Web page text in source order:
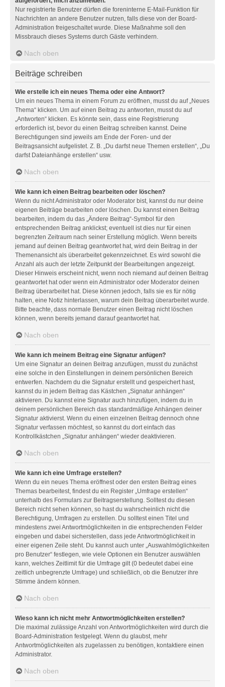
Nur registrierte Benutzer dürfen die foreninterne E-Mail-Funktion für
Nachrichten an andere Benutzer nutzen, falls diese von der Board-
Administration freigeschaltet wurde. Diese Maßnahme soll den
Missbrauch dieses Systems durch Gäste verhindern.
Nach oben
Beiträge schreiben
Wie erstelle ich ein neues Thema oder eine Antwort?
Um ein neues Thema in einem Forum zu eröffnen, musst du auf „Neues
Thema“ klicken. Um auf einen Beitrag zu antworten, musst du auf
„Antworten“ klicken. Es könnte sein, dass eine Registrierung
erforderlich ist, bevor du einen Beitrag schreiben kannst. Deine
Berechtigungen sind jeweils am Ende der Foren- und der
Beitragsansicht aufgelistet. Z. B. „Du darfst neue Themen erstellen“, „Du
darfst Dateianhänge erstellen“ usw.
Nach oben
Wie kann ich einen Beitrag bearbeiten oder löschen?
Wenn du nicht Administrator oder Moderator bist, kannst du nur deine
eigenen Beiträge bearbeiten oder löschen. Du kannst einen Beitrag
bearbeiten, indem du das „Ändere Beitrag“-Symbol für den
entsprechenden Beitrag anklickst; eventuell ist dies nur für einen
begrenzten Zeitraum nach seiner Erstellung möglich. Wenn bereits
jemand auf deinen Beitrag geantwortet hat, wird dein Beitrag in der
Themenansicht als überarbeitet gekennzeichnet. Es wird sowohl die
Anzahl als auch der letzte Zeitpunkt der Bearbeitungen angezeigt.
Dieser Hinweis erscheint nicht, wenn noch niemand auf deinen Beitrag
geantwortet hat oder wenn ein Administrator oder Moderator deinen
Beitrag überarbeitet hat. Diese können jedoch, falls sie es für nötig
halten, eine Notiz hinterlassen, warum dein Beitrag überarbeitet wurde.
Bitte beachte, dass normale Benutzer einen Beitrag nicht löschen
können, wenn bereits jemand darauf geantwortet hat.
Nach oben
Wie kann ich meinem Beitrag eine Signatur anfügen?
Um eine Signatur an deinen Beitrag anzufügen, musst du zunächst
eine solche in den Einstellungen in deinem persönlichen Bereich
entwerfen. Nachdem du die Signatur erstellt und gespeichert hast,
kannst du in jedem Beitrag das Kästchen „Signatur anhängen“
aktivieren. Du kannst eine Signatur auch hinzufügen, indem du in
deinem persönlichen Bereich das standardmäßige Anhängen deiner
Signatur aktivierst. Wenn du einen einzelnen Beitrag dennoch ohne
Signatur verfassen möchtest, so kannst du dort einfach das
Kontrollkästchen „Signatur anhängen“ wieder deaktivieren.
Nach oben
Wie kann ich eine Umfrage erstellen?
Wenn du ein neues Thema eröffnest oder den ersten Beitrag eines
Themas bearbeitest, findest du ein Register „Umfrage erstellen“
unterhalb des Formulars zur Beitragserstellung. Solltest du diesen
Bereich nicht sehen können, so hast du wahrscheinlich nicht die
Berechtigung, Umfragen zu erstellen. Du solltest einen Titel und
mindestens zwei Antwortmöglichkeiten in die entsprechenden Felder
eingeben und dabei sicherstellen, dass jede Antwortmöglichkeit in
einer eigenen Zeile steht. Du kannst auch unter „Auswahlmöglichkeiten
pro Benutzer“ festlegen, wie viele Optionen ein Benutzer auswählen
kann, welches Zeitlimit für die Umfrage gilt (0 bedeutet dabei eine
zeitlich unbegrenzte Umfrage) und schließlich, ob die Benutzer ihre
Stimme ändern können.
Nach oben
Wieso kann ich nicht mehr Antwortmöglichkeiten erstellen?
Die maximal zulässige Anzahl von Antwortmöglichkeiten wird durch die
Board-Administration festgelegt. Wenn du glaubst, mehr
Antwortmöglichkeiten als zugelassen zu benötigen, kontaktiere einen
Administrator.
Nach oben